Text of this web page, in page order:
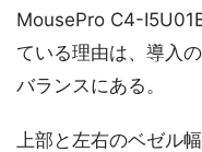
MousePro C4-
ている理由は、導入
バランスにある。
上部と左右のベゼル